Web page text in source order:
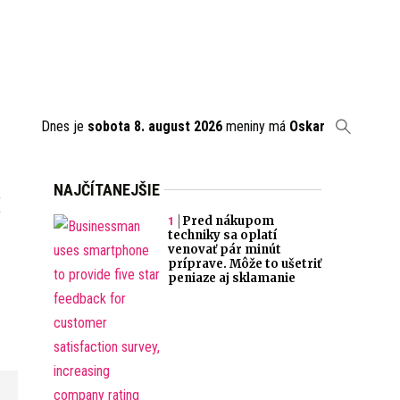
Dnes je sobota 8. august 2026 meniny má Oskar
NAJČÍTANEJŠIE
Pred nákupom
techniky sa oplatí
venovať pár minút
príprave. Môže to ušetriť
peniaze aj sklamanie